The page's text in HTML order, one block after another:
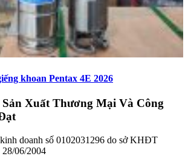
khoan Pentax 4E 2026
Xuất Thương Mại Và Công
doanh số 0102031296 do sở KHĐT
06/2004